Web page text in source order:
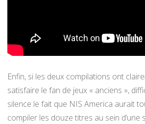
Enfin, si les deux compilations ont
satisfaire le fan de jeux « anciens »,
silence le fait que NIS America aurait
compiler les douze titres au sein d’une